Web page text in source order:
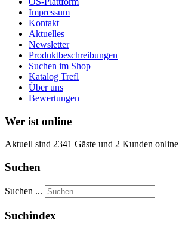
Impressum
Kontakt
Aktuelles
Newsletter
Produktbeschreibungen
Suchen im Shop
Katalog Trefl
Über uns
Bewertungen
Wer ist online
Aktuell sind 2341 Gäste und 2 Kunden online
Suchen
Suchen ...
Suchindex